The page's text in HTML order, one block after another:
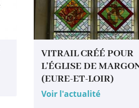
VITRAIL CRÉÉ POUR
L'ÉGLISE DE
(EURE-ET-LOIR)
Voir l'actualité